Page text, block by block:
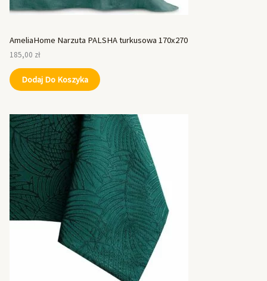
AmeliaHome Narzuta PALSHA turkusowa 170x270
185,00 zł
Dodaj Do Koszyka